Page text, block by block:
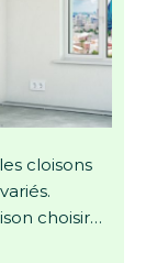
cloisons
choisir…